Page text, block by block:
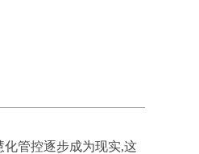
管控逐步成为现实,这